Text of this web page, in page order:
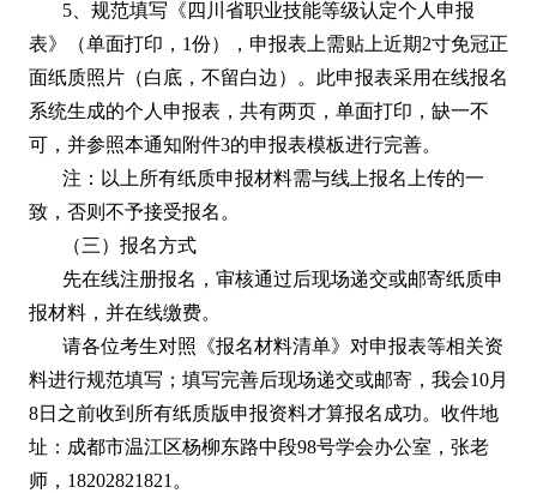
5、规范填写《四川省职业技能等级认定个人申报
表》（单面打印，1份），申报表上需贴上近期2寸免冠正
面纸质照片（白底，不留白边）。此申报表采用在线报名
系统生成的个人申报表，共有两页，单面打印，缺一不
可，并参照本通知附件3的申报表模板进行完善。
注：以上所有纸质申报材料需与线上报名上传的一
致，否则不予接受报名。
（三）报名方式
先在线注册报名，审核通过后现场递交或邮寄纸质申
报材料，并在线缴费。
请各位考生对照《报名材料清单》对申报表等相关资
料进行规范填写；填写完善后现场递交或邮寄，我会10月
8日之前收到所有纸质版申报资料才算报名成功。收件地
址：成都市温江区杨柳东路中段98号学会办公室，张老
师，18202821821。